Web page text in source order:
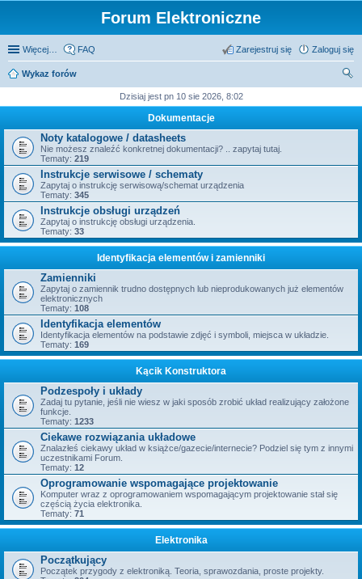
Forum Elektroniczne
Więcej… FAQ Zaloguj się
Zarejestruj się
Wykaz forów
Dzisiaj jest pn 10 sie 2026, 8:02
Dokumentacje
Noty katalogowe / datasheets
Nie możesz znaleźć konkretnej dokumentacji? .. zapytaj tutaj.
Tematy: 219
Instrukcje serwisowe / schematy
Zapytaj o instrukcję serwisową/schemat urządzenia
Tematy: 345
Instrukcje obsługi urządzeń
Zapytaj o instrukcję obsługi urządzenia.
Tematy: 33
Identyfikacja elementów i zamienniki
Zamienniki
Zapytaj o zamiennik trudno dostępnych lub nieprodukowanych już elementów
elektronicznych
Tematy: 108
Identyfikacja elementów
Identyfikacja elementów na podstawie zdjęć i symboli, miejsca w układzie.
Tematy: 169
Kącik Konstruktora
Podzespoły i układy
Zadaj tu pytanie, jeśli nie wiesz w jaki sposób zrobić układ realizujący założone
funkcje.
Tematy: 1233
Ciekawe rozwiązania układowe
Znalazłeś ciekawy układ w książce/gazecie/internecie? Podziel się tym z innymi
uczestnikami Forum.
Tematy: 12
Oprogramowanie wspomagające projektowanie
Komputer wraz z oprogramowaniem wspomagającym projektowanie stał się
częścią życia elektronika.
Tematy: 71
Elektronika
Początkujący
Początek przygody z elektroniką. Teoria, sprawozdania, proste projekty.